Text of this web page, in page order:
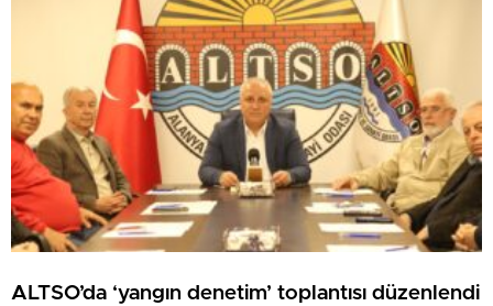
ALTSO’da ‘yangın denetim’ toplantısı düzenlendi